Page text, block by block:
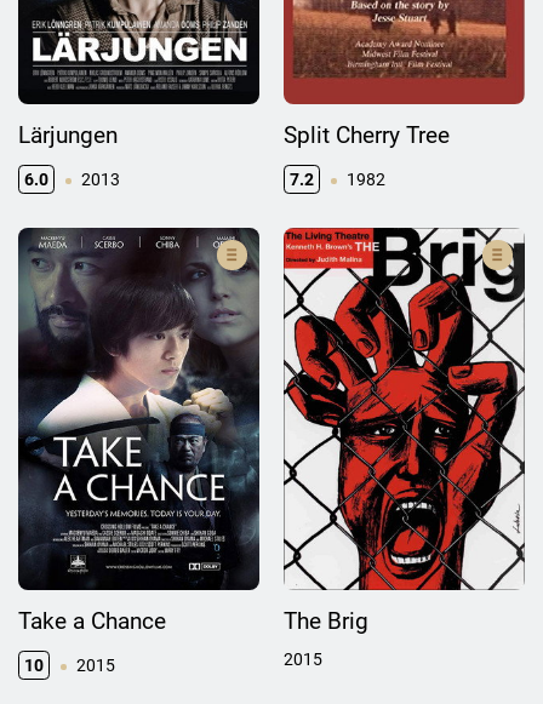
Lärjungen
6.0 2013
Split Cherry Tree
7.2 1982
Take a Chance
10 2015
The Brig
2015